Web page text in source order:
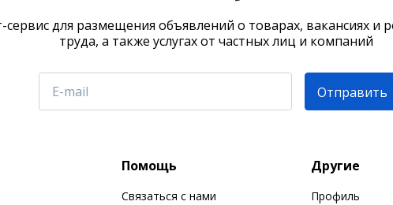
сервис для размещения объявлений о товарах, вакансиях и
труда, а также услугах от частных лиц и компаний
Отправить
Помощь
Связаться с нами
Другие
Профиль